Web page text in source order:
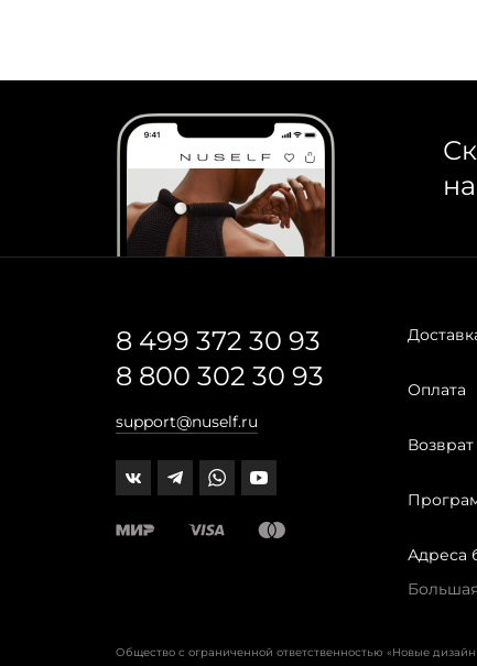
8 499 372 30 93
8 800 302 30 93
support@nuself.ru
Оплата
Возврат
Адреса
Большая
Общество с ограниченной ответственностью «Новые